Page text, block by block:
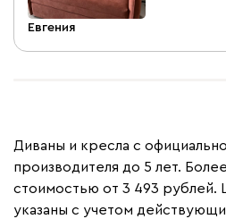
Евгения
Диваны и кресла с
производителя до 5 лет.
стоимостью от 3 493 рублей.
указаны с учетом